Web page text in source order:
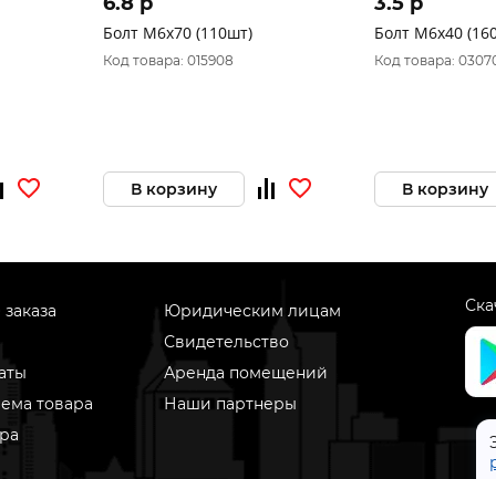
Болт М6х70 (110шт)
Код товара: 015908
В корзину
Болт М6х40
Код товара:
В корзину
товара
Юридическим лицам
Свидетельство
Аренда помещений
Наши партнеры